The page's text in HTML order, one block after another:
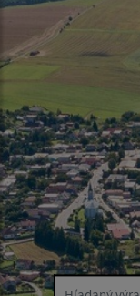
Hľadaný výraz...